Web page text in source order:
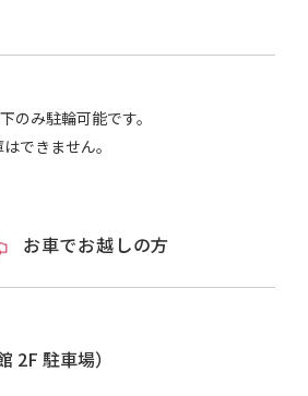
のみ駐輪可能です。
できません。
お車でお越しの方
2F 駐車場）